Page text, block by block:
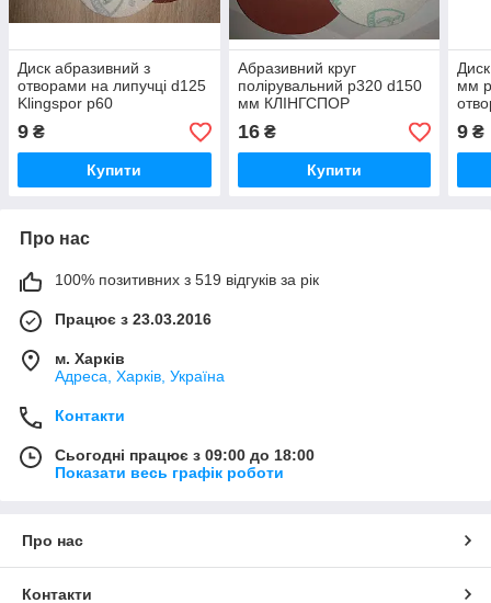
Диск абразивний з
отворами на липучці d125
Klingspor р60
9 ₴
Купити
Абразивний круг
полірувальний р320 d150
мм КЛІНГСПОР
16₴
Купити
мм
9 ₴
Про нас
100% позитивних з 519 відгуків за рік
Працює з 23.03.2016
м. Харків
Адреса, Харків, Україна
Контакти
Сьогодні працює з 09:00 до 18:00
Показати весь графік роботи
Про нас
Контакти